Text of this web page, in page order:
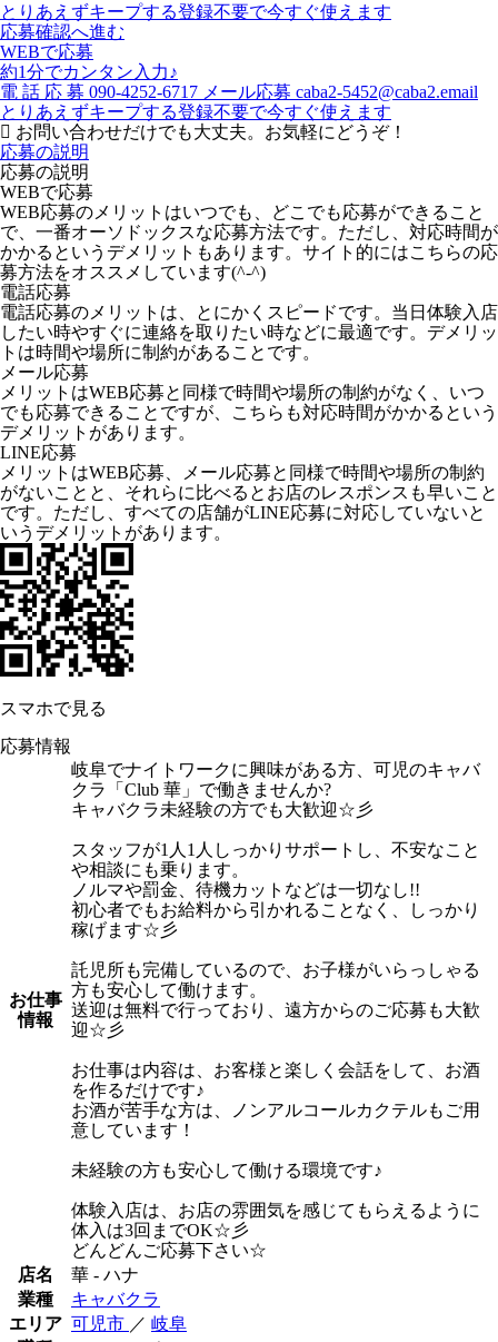
とりあえずキープする登録不要で今すぐ使えます
応募確認へ進む
WEBで応募
約1分でカンタン入力♪
電 話 応 募 090-4252-6717 メール応募 caba2-5452@caba2.email
とりあえずキープする登録不要で今すぐ使えます
お問い合わせだけでも大丈夫。お気軽にどうぞ！
応募の説明
応募の説明
WEBで応募
WEB応募のメリットはいつでも、どこでも応募ができること
で、一番オーソドックスな応募方法です。ただし、対応時間が
かかるというデメリットもあります。サイト的にはこちらの応
募方法をオススメしています(^-^)
電話応募
電話応募のメリットは、とにかくスピードです。当日体験入店
したい時やすぐに連絡を取りたい時などに最適です。デメリッ
トは時間や場所に制約があることです。
メール応募
メリットはWEB応募と同様で時間や場所の制約がなく、いつ
でも応募できることですが、こちらも対応時間がかかるという
デメリットがあります。
LINE応募
メリットはWEB応募、メール応募と同様で時間や場所の制約
がないことと、それらに比べるとお店のレスポンスも早いこと
です。ただし、すべての店舗がLINE応募に対応していないと
いうデメリットがあります。
スマホで見る
応募情報
お仕事
情報
岐阜でナイトワークに興味がある方、可児のキャバ
クラ「Club 華」で働きませんか?
キャバクラ未経験の方でも大歓迎☆彡
スタッフが1人1人しっかりサポートし、不安なこと
や相談にも乗ります。
ノルマや罰金、待機カットなどは一切なし!!
初心者でもお給料から引かれることなく、しっかり
稼げます☆彡
託児所も完備しているので、お子様がいらっしゃる
方も安心して働けます。
送迎は無料で行っており、遠方からのご応募も大歓
迎☆彡
お仕事は内容は、お客様と楽しく会話をして、お酒
を作るだけです♪
お酒が苦手な方は、ノンアルコールカクテルもご用
意しています！
未経験の方も安心して働ける環境です♪
体験入店は、お店の雰囲気を感じてもらえるように
体入は3回までOK☆彡
どんどんご応募下さい☆
店名
華 - ハナ
業種
キャバクラ
エリア 可児市 ／ 岐阜